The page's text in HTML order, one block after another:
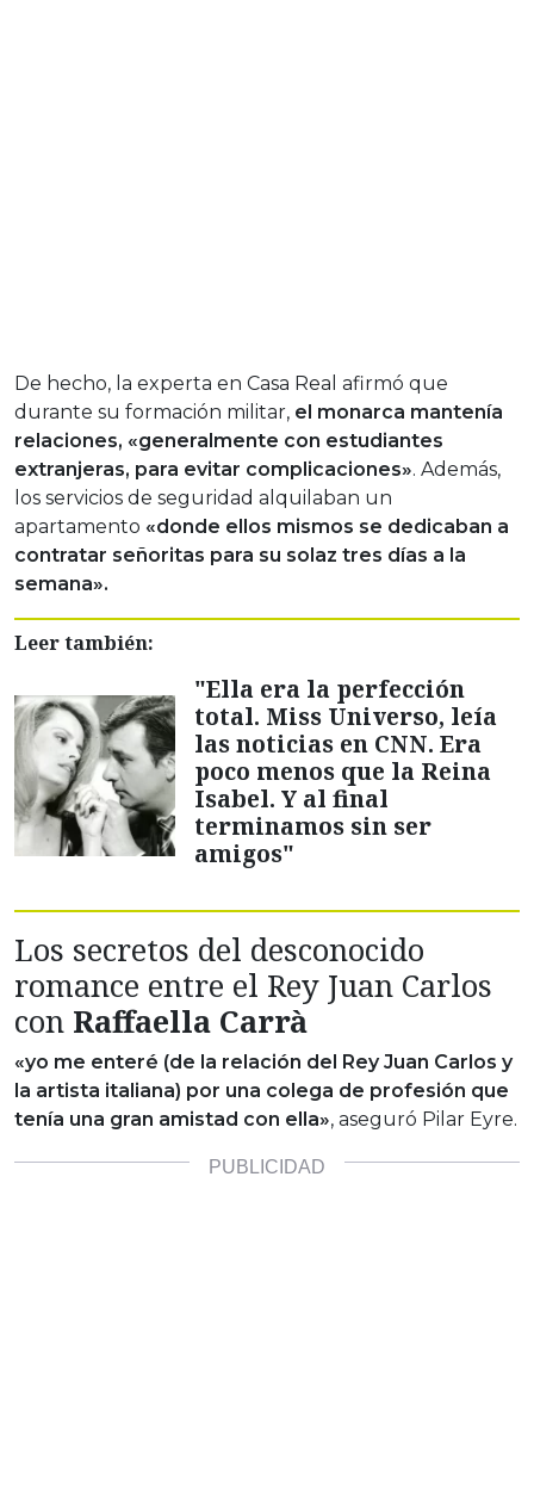
De hecho, la experta en Casa Real afirmó que
durante su formación militar, el monarca mantenía
relaciones, «generalmente con estudiantes
extranjeras, para evitar complicaciones». Además,
los servicios de seguridad alquilaban un
apartamento «donde ellos mismos se dedicaban a
contratar señoritas para su solaz tres días a la
semana».
Leer también:
"Ella era la perfección
total. Miss Universo, leía
las noticias en CNN. Era
poco menos que la Reina
Isabel. Y al final
terminamos sin ser
amigos"
Los secretos del desconocido
romance entre el Rey Juan Carlos
con Raffaella Carrà
«yo me enteré (de la relación del Rey Juan Carlos y
la artista italiana) por una colega de profesión que
tenía una gran amistad con ella», aseguró Pilar Eyre.